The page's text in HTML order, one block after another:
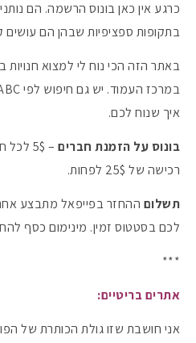
כרגע אין כאן בונוס הרשמה. הם
בתקופות ספציפיות שבהן הם עושים
באתר הזה הכי נוח לי למצוא
איך שנוח לכם.
בונוס על הזמנת חברים
– 5$
רכישה של 25$ לפחות.
תשלום ההחזר בפייפאל מתבצע
לכם בסטטוס זמין. מינימום כסף להחזר
***
אתרים בריטיים:
אני חושבת שזו גולת הכותרת של